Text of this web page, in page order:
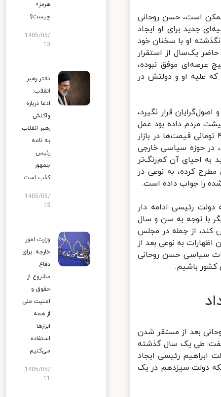
است، حسن روحانی
جدید برای او ایجاد
او با سخنان خود
یک‌سال از استقرار
موفق نبوده،
علیه او و دولتش در
قرار نگیرد،
مردم داده بود عمل
طوریکه تورم نه تنها کنترل نشد، بلکه شاهد بودیم با حذف ارز ۴۲۰۰ تومانی قیمت‌ها در بازار
در حوزه سیاسی خارجی
به احیای آن کم‌رنگ‌تر
کرده، به نوعی در
را جواب داده است.
رئیسی ادامه دار
با توجه به سن و سال
نقش کند، از جمله در مجلس
به نوعی بعد از
سیاسی حسن روحانی
باشیم.
بعد از مستقر شدن
طی یک سال گذشته
رئیسی ایجاد
دولت سیزدهم در یک
هرمز»
چیست؟
1405/05/
13
دفتر رهبر
انقلاب:
ادعا درباره
واکنش
رهبر انقلاب
به نامه
رئیس
جمهور
کذب است
1405/05/
13
وزارت امور
خارجه: برای
دفاع
مشروع از
حقوق و
امنیت ملی
از همه
ابزارها
استفاده
می‌کنیم
1405/05/